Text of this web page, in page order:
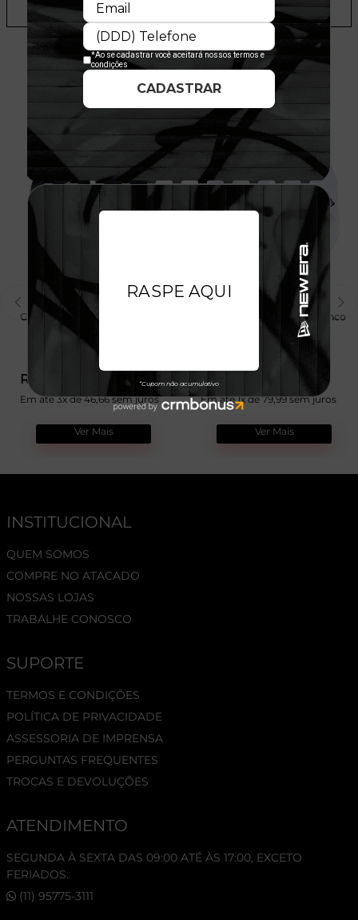
ADICIONAR A LISTA DE DESEJOS
TALVEZ VOCÊ GOSTE
Chinelo Slide Flag New Era
R$ 139,99 R$ 189,99
Em até 3x de 46,66 sem juros
Ver Mais
Chinelo Dedo Branded Branco
R$ 79,99
Em até 1x de 79,99 sem juros
Ver Mais
INSTITUCIONAL
QUEM SOMOS
COMPRE NO ATACADO
NOSSAS LOJAS
TRABALHE CONOSCO
SUPORTE
TERMOS E CONDIÇÕES
POLÍTICA DE PRIVACIDADE
ASSESSORIA DE IMPRENSA
PERGUNTAS FREQUENTES
TROCAS E DEVOLUÇÕES
ATENDIMENTO
SEGUNDA À SEXTA DAS 09:00 ATÉ ÀS 17:00, EXCETO
FERIADOS.
(11) 95775-3111